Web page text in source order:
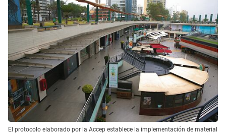
El protocolo elaborado por la Accep establece la implementación de material